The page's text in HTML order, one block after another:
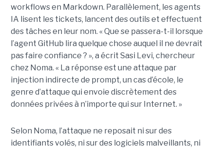
workflows en Markdown. Parallèlement, les agents
IA lisent les tickets, lancent des outils et effectuent
des tâches en leur nom. « Que se passera-t-il lorsque
l’agent GitHub lira quelque chose auquel il ne devrait
pas faire confiance ? », a écrit Sasi Levi, chercheur
chez Noma. « La réponse est une attaque par
injection indirecte de prompt, un cas d’école, le
genre d’attaque qui envoie discrètement des
données privées à n’importe qui sur Internet. »
Selon Noma, l’attaque ne reposait ni sur des
identifiants volés, ni sur des logiciels malveillants, ni